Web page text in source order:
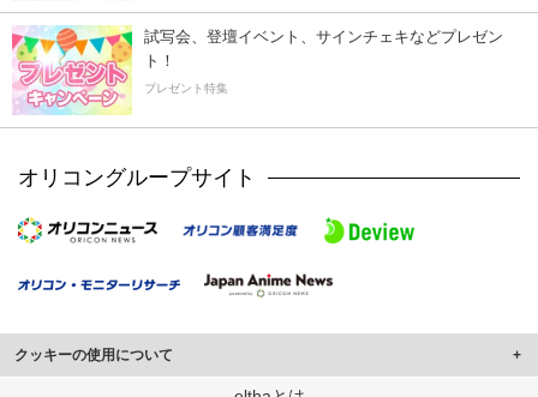
試写会、登壇イベント、サインチェキなどプレゼン
ト！
プレゼント特集
オリコングループサイト
クッキーの使用について